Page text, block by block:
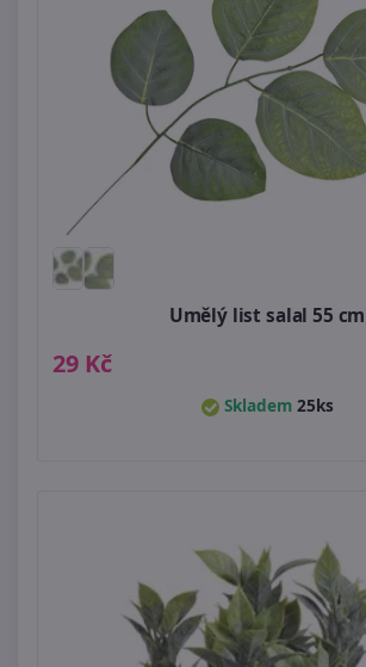
Umělý list salal 55 cm
29 Kč
Skladem 25ks